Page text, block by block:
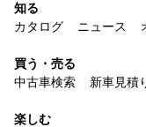
知る
カタログ
ニュース
買う・売る
中古車検索
新車見積
楽しむ